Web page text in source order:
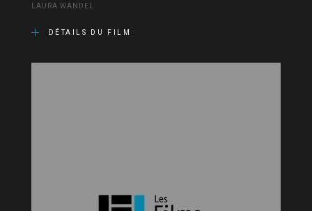
LAURA WANDEL
DÉTAILS DU FILM